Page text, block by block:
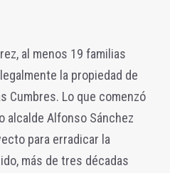
al menos 19 familias
la propiedad de
Cumbres. Lo que comenzó
alcalde Alfonso Sánchez
para erradicar la
más de tres décadas